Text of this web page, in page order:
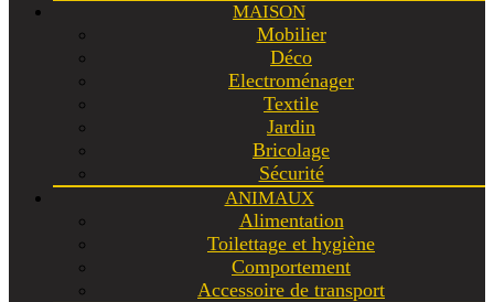
MAISON
Mobilier
Déco
Electroménager
Textile
Jardin
Bricolage
Sécurité
ANIMAUX
Alimentation
Toilettage et hygiène
Comportement
Accessoire de transport